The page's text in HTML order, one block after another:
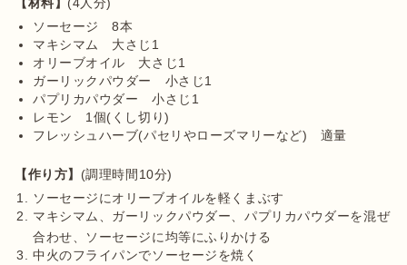
【材料】
ソーセージ　8本
マキシマム　大さじ1
オリーブオイル　大さじ1
ガーリックパウダー　小さじ1
パプリカパウダー　小さじ1
レモン　1個(くし切り)
フレッシュハーブ(パセリやローズマリーなど)　適量
【作り方】
ソーセージにオリーブオイルを軽くまぶす
マキシマム、ガーリックパウダー、パプリカパウダーを混ぜ
合わせ、ソーセージに均等にふりかける
中火のフライパンでソーセージを焼く